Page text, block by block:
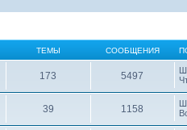
ТЕМЫ СООБЩЕНИЯ
173 5497
39 1158